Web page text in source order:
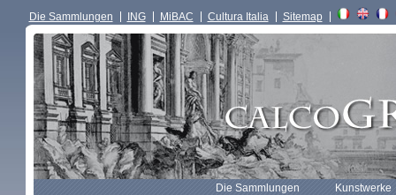
Die Sammlungen ING MiBAC Cultura Italia Sitemap
Die Sammlungen Kunstwerke